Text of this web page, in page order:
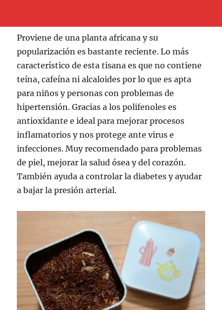
Proviene de una planta africana y su
popularización es bastante reciente. Lo más
característico de esta tisana es que no contiene
teína, cafeína ni alcaloides por lo que es apta
para niños y personas con problemas de
hipertensión. Gracias a los polifenoles es
antioxidante e ideal para mejorar procesos
inflamatorios y nos protege ante virus e
infecciones. Muy recomendado para problemas
de piel, mejorar la salud ósea y del corazón.
También ayuda a controlar la diabetes y ayudar
a bajar la presión arterial.